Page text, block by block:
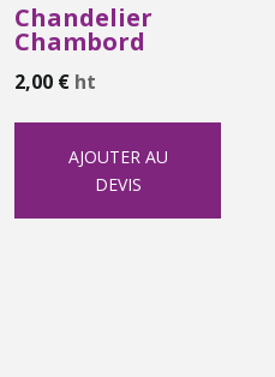
Chandelier
Chambord
2,00 € ht
AJOUTER AU
DEVIS